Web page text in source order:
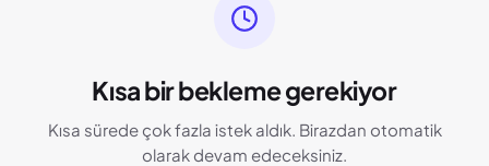
Kısa bir bekleme gerekiyor
Kısa sürede çok fazla istek aldık. Birazdan otomatik
olarak devam edeceksiniz.